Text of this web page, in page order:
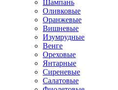
Шампань
Оливковые
Оранжевые
Вишневые
Изумрудные
Венге
Ореховые
Янтарные
Сиреневые
Салатовые